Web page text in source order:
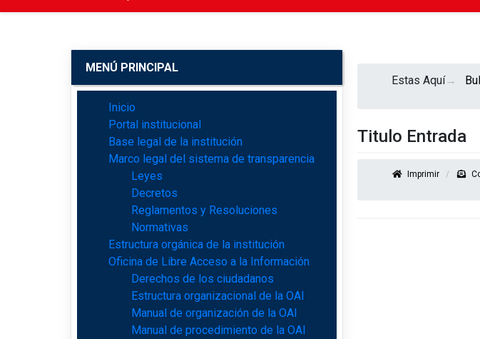
MENÚ PRINCIPAL
Inicio
Portal institucional
Base legal de la institución
Marco legal del sistema de transparencia
Leyes
Decretos
Reglamentos y Resoluciones
Normativas
Estructura orgánica de la institución
Oficina de Libre Acceso a la Información
Derechos de los ciudadanos
Estructura organizacional de la OAI
Manual de organización de la OAI
Manual de procedimiento de la OAI
Estas Aquí
Titulo Entrada
Imprimir